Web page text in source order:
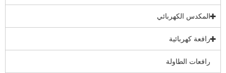
المكدس الكهربائي
رافعة كهربائية
رافعات الطاولة